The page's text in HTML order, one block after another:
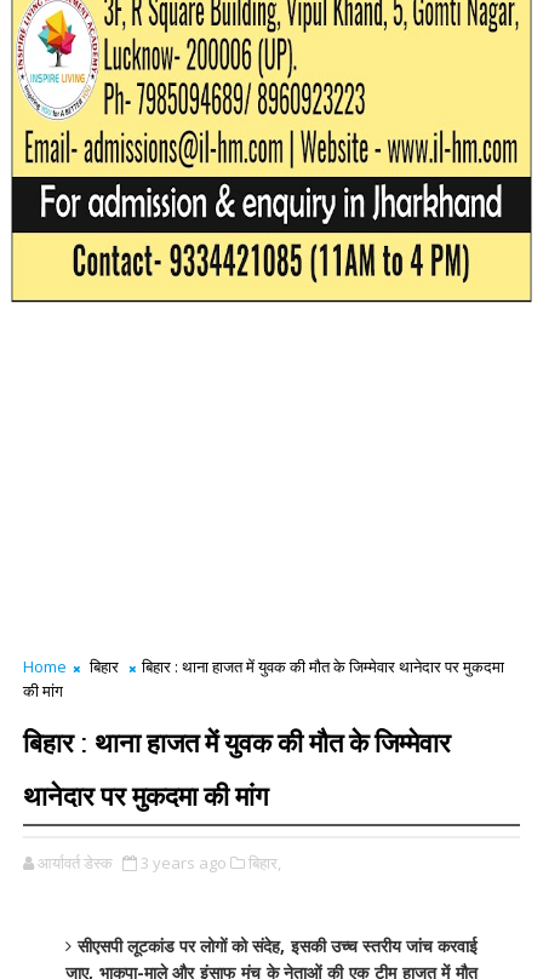
Home बिहार
बिहार : थाना हाजत में युवक की मौत के जिम्मेवार थानेदार पर मुकदमा
की मांग
बिहार : थाना हाजत में युवक की मौत के जिम्मेवार
थानेदार पर मुकदमा की मांग
आर्यावर्त डेस्क 3 years ago बिहार,
सीएसपी लूटकांड पर लोगों को संदेह, इसकी उच्च स्तरीय जांच करवाई
जाए, भाकपा-माले और इंसाफ मंच के नेताओं की एक टीम हाजत में मौत